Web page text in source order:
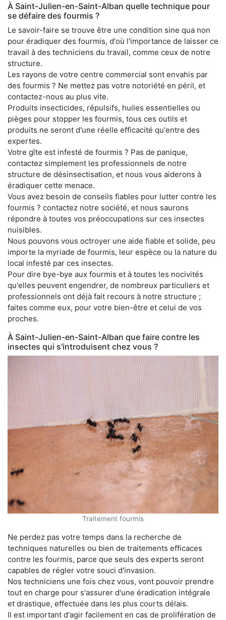
À Saint-Julien-en-Saint-Alban quelle technique pour
se défaire des fourmis ?
Le savoir-faire se trouve être une condition sine qua non
pour éradiquer des fourmis, d'où l'importance de laisser ce
travail à des techniciens du travail, comme ceux de notre
structure.
Les rayons de votre centre commercial sont envahis par
des fourmis ? Ne mettez pas votre notoriété en péril, et
contactez-nous au plus vite.
Produits insecticides, répulsifs, huiles essentielles ou
pièges pour stopper les fourmis, tous ces outils et
produits ne seront d'une réelle efficacité qu'entre des
expertes.
Votre gîte est infesté de fourmis ? Pas de panique,
contactez simplement les professionnels de notre
structure de désinsectisation, et nous vous aiderons à
éradiquer cette menace.
Vous avez besoin de conseils fiables pour lutter contre les
fourmis ? contactez notre société, et nous saurons
répondre à toutes vos préoccupations sur ces insectes
nuisibles.
Nous pouvons vous octroyer une aide fiable et solide, peu
importe la myriade de fourmis, leur espèce ou la nature du
local infesté par ces insectes.
Pour dire bye-bye aux fourmis et à toutes les nocivités
qu'elles peuvent engendrer, de nombreux particuliers et
professionnels ont déjà fait recours à notre structure ;
faites comme eux, pour votre bien-être et celui de vos
proches.
À Saint-Julien-en-Saint-Alban que faire contre les
insectes qui s'introduisent chez vous ?
Traitement fourmis
Ne perdez pas votre temps dans la recherche de
techniques naturelles ou bien de traitements efficaces
contre les fourmis, parce que seuls des experts seront
capables de régler votre souci d'invasion.
Nos techniciens une fois chez vous, vont pouvoir prendre
tout en charge pour s'assurer d'une éradication intégrale
et drastique, effectuée dans les plus courts délais.
Il est important d'agir facilement en cas de prolifération de